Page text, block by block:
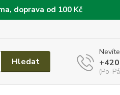
doprava od 100 Kč
Hledat
(Po-